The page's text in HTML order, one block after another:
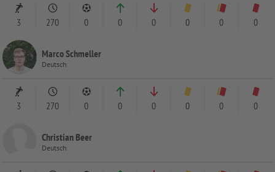
3 270 0 0 0 0 0 0
Marco Schmeller
Deutsch
3 270 0 0 0 0 0 0
Christian Beer
Deutsch